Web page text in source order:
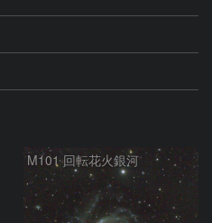
M101 回転花火銀河